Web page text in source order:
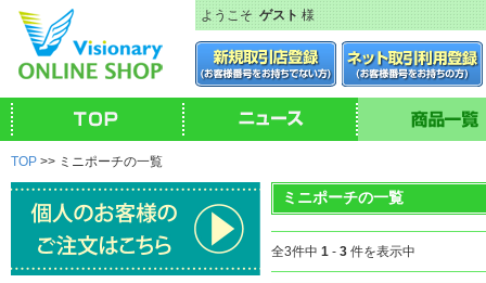
ようこそゲスト様
TOP >> ミニポーチの一覧
ミニポーチの一覧
全3件中 1 - 3 件を表示中